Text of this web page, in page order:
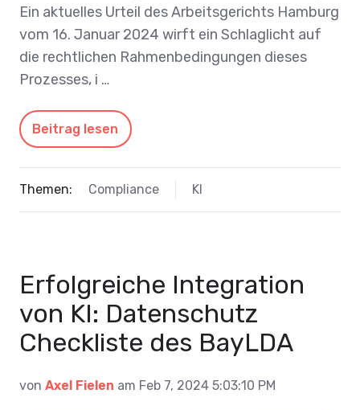
Ein aktuelles Urteil des Arbeitsgerichts Hamburg
vom 16. Januar 2024 wirft ein Schlaglicht auf
die rechtlichen Rahmenbedingungen dieses
Prozesses, i …
Beitrag lesen
Themen: Compliance KI
Erfolgreiche Integration
von KI: Datenschutz
Checkliste des BayLDA
von Axel Fielen am Feb 7, 2024 5:03:10 PM